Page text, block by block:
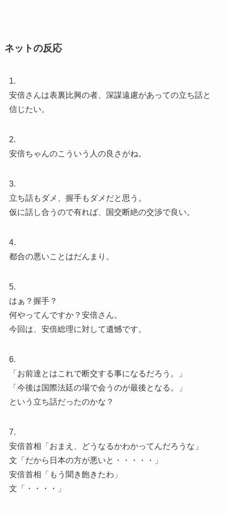
ネットの反応
1.
安倍さんは表裏比興の者、深謀遠慮があっての立ち話と
信じたい。
2.
安倍ちゃんのこういう人の良さがね。
3.
立ち話もダメ、握手もダメだと思う。
仮に話し合うので有れば、国交断絶の交渉で良い。
4.
都合の悪いことはだんまり。
5.
はぁ？握手？
何やってんですか？安倍さん。
今回は、安倍総理に対して遺憾です。
6.
「お前達とはこれで断交する事になるだろう。」
「今後は国際法廷の場で会うのが最後となる。」
という立ち話だったのかな？
7.
安倍首相「おまえ、どうなるかわかってんだろうな」
文「だから日本の方が悪いと・・・・・」
安倍首相「もう聞き飽きたわ」
文「・・・・」